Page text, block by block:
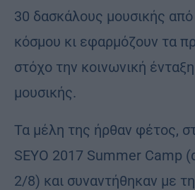
30 δασκάλους μουσικής
κόσμου κι εφαρμόζουν τα
στόχο την κοινωνική
μουσικής.
Τα μέλη της ήρθαν φέτος,
SEYO 2017 Summer Camp
2/8) και συναντήθηκαν με